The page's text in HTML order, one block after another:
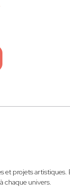
et projets artistiques.
chaque univers.